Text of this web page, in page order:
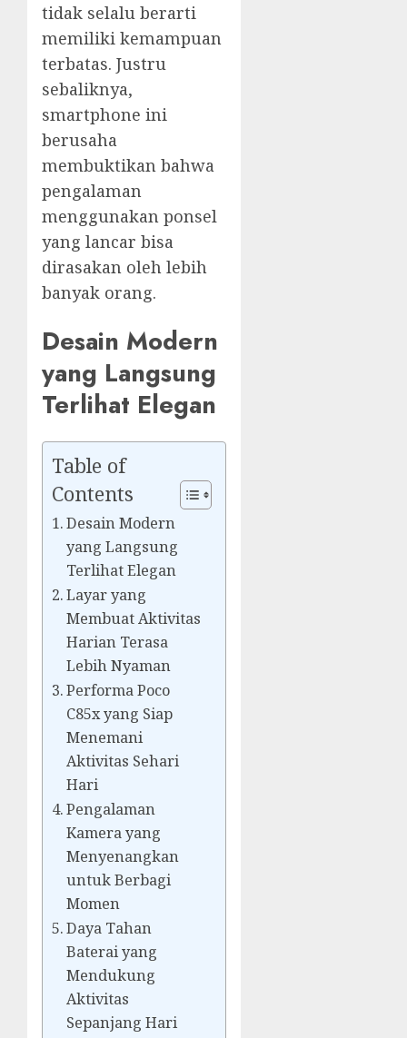
tidak selalu berarti
memiliki kemampuan
terbatas. Justru
sebaliknya,
smartphone ini
berusaha
membuktikan bahwa
pengalaman
menggunakan ponsel
yang lancar bisa
dirasakan oleh lebih
banyak orang.
Desain Modern
yang Langsung
Terlihat Elegan
Table of
Contents
Desain Modern
yang Langsung
Terlihat Elegan
Layar yang
Membuat Aktivitas
Harian Terasa
Lebih Nyaman
Performa Poco
C85x yang Siap
Menemani
Aktivitas Sehari
Hari
Pengalaman
Kamera yang
Menyenangkan
untuk Berbagi
Momen
Daya Tahan
Baterai yang
Mendukung
Aktivitas
Sepanjang Hari